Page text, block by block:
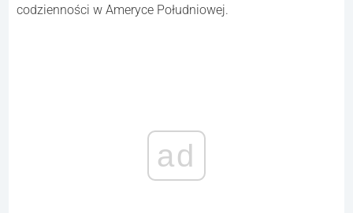
codzienności w Ameryce Południowej.
ad